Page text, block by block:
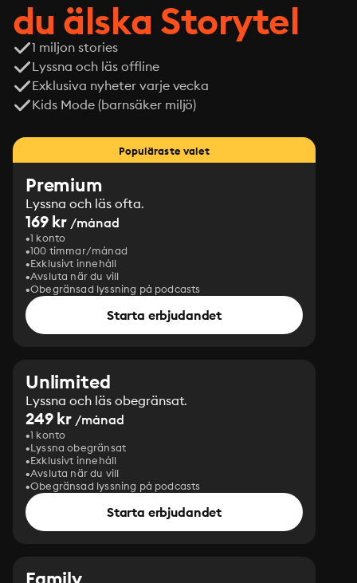
du älska Storytel
1 miljon stories
Lyssna och läs offline
Exklusiva nyheter varje vecka
Kids Mode (barnsäker miljö)
Populäraste valet
Premium
Lyssna och läs ofta.
169 kr /månad
1 konto
100 timmar/månad
Exklusivt innehåll
Avsluta när du vill
Obegränsad lyssning på podcasts
Starta erbjudandet
Unlimited
Lyssna och läs obegränsat.
249 kr /månad
1 konto
Lyssna obegränsat
Exklusivt innehåll
Avsluta när du vill
Obegränsad lyssning på podcasts
Starta erbjudandet